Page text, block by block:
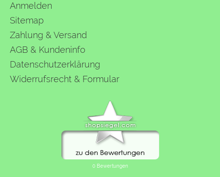
Anmelden
Sitemap
Zahlung & Versand
AGB & Kundeninfo
Datenschutzerklärung
Widerrufsrecht & Formular